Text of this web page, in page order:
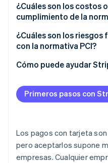
¿Cuáles son los costos
cumplimiento de la
¿Cuáles son los
con la normativa PCI?
Cómo puede ayudar
Primeros pasos con
Los pagos con tarjeta
pero aceptarlos supone
empresas. Cualquier